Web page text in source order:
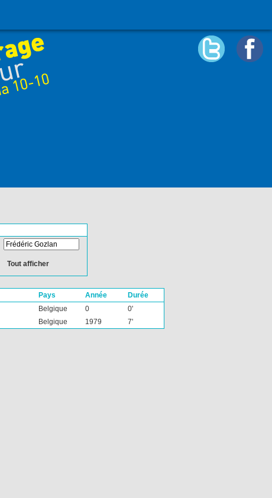
Tout afficher
Pays Année
Durée
Belgique 0
0'
Belgique 1979 7'